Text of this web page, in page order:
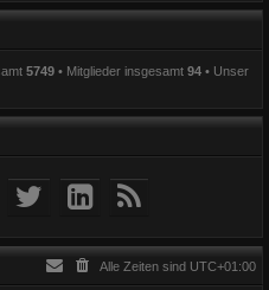
5749 • Mitglieder insgesamt 94 • Unser
Alle Zeiten sind UTC+01:00